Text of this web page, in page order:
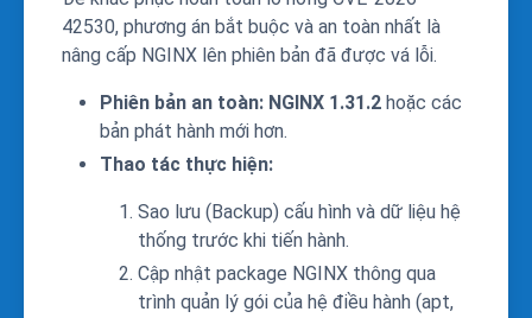
42530, phương án bắt buộc và an toàn nhất là
nâng cấp NGINX lên phiên bản đã được vá lỗi.
Phiên bản an toàn: NGINX 1.31.2 hoặc các
bản phát hành mới hơn.
Thao tác thực hiện:
Sao lưu (Backup) cấu hình và dữ liệu hệ
thống trước khi tiến hành.
Cập nhật package NGINX thông qua
trình quản lý gói của hệ điều hành (apt,